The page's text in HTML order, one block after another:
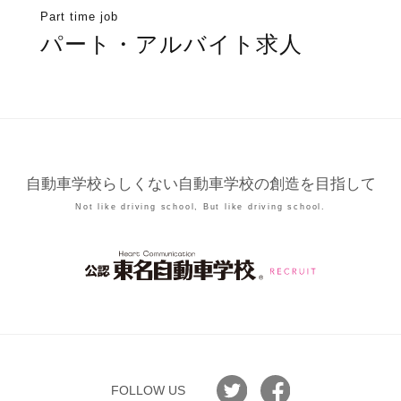
Part time job
パート・アルバイト求人
自動車学校らしくない自動車学校の創造を目指して
Not like driving school, But like driving school.
FOLLOW US